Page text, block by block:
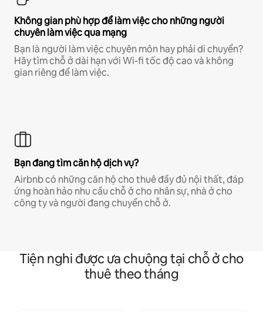
Không gian phù hợp để làm việc cho những người
chuyên làm việc qua mạng
Bạn là người làm việc chuyên môn hay phải di chuyển?
Hãy tìm chỗ ở dài hạn với Wi-fi tốc độ cao và không
gian riêng để làm việc.
Bạn đang tìm căn hộ dịch vụ?
Airbnb có những căn hộ cho thuê đầy đủ nội thất, đáp
ứng hoàn hảo nhu cầu chỗ ở cho nhân sự, nhà ở cho
công ty và người đang chuyển chỗ ở.
Tiện nghi được ưa chuộng tại chỗ ở cho
thuê theo tháng